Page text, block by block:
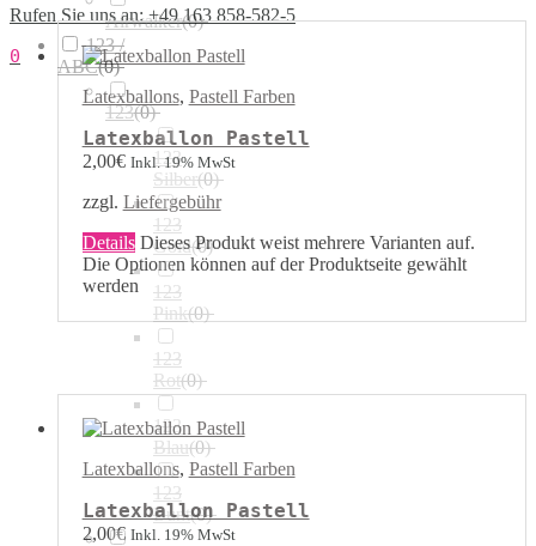
Rufen Sie uns an: +49 163 858-582-5
0
Latexballons, Pastell Farben
Latexballon Pastell
2,00€ Inkl. 19% MwSt
zzgl. Liefergebühr
Details Dieses Produkt weist mehrere Varianten auf.
Die Optionen können auf der Produktseite gewählt
werden
Latexballons, Pastell Farben
Latexballon Pastell
2,00€ Inkl. 19% MwSt
Airwalker(0)
123 /
ABC(0)
123(0)
123
Silber(0)
123
Gold(0)
123
Pink(0)
123
Rot(0)
123
Blau(0)
123
Bunt(0)